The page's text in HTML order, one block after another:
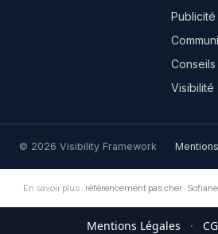
Publicité
Conseils
Visibilité
© 2026 Visibility Framework
En savoir plus : référencement pas cher ·
Mentions Légales ·